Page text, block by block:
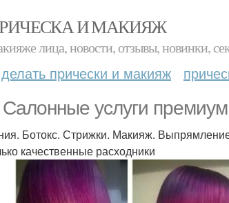
И МАКИЯЖ
лица, новости, отзывы, новинки,
прически и макияж
услуги
Ботокс. Стрижки. Макияж.
качественные расходники